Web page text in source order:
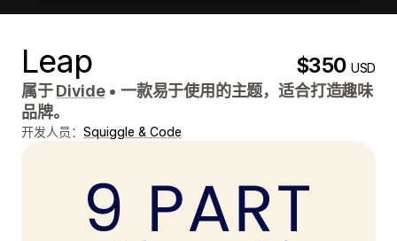
Leap $350USD
属于Divide • 一款易于使用的主题，适合打造趣味
品牌。
开发人员： Squiggle & Code